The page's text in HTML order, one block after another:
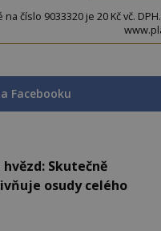
číslo 9033320 je 20 Kč vč.
Facebooku
Skutečně
osudy celého